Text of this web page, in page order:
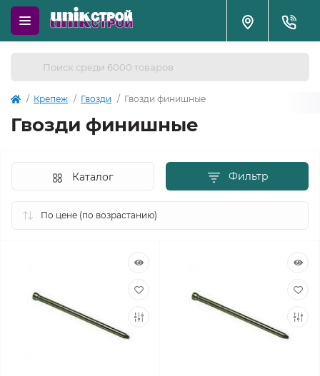
Крепеж Гвозди Гвозди финишные
Гвозди финишные
Фильтр
Каталог